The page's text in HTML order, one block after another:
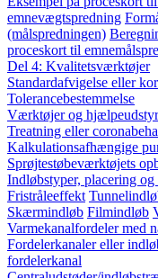
emnevægtspredning
(målspredningen)
proceskort til
Del 4: Kvalitetsværktøjer
Standardafvigelse eller
Tolerancebestemmelse
Værktøjer og hjælpeudstyr
Treatning eller
Kalkulationsafhængige
Sprøjtestøbeværktøjets
Indløbstyper, placering
Fristråleeffekt
Skærmindløb Filmindløb
Varmekanalfordeler med
Fordelerkanaler eller
fordelerkanal